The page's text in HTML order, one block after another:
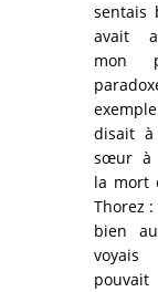
sentais
avait
mon
disait
sœur à
la mort
Thorez :
bien
voyais